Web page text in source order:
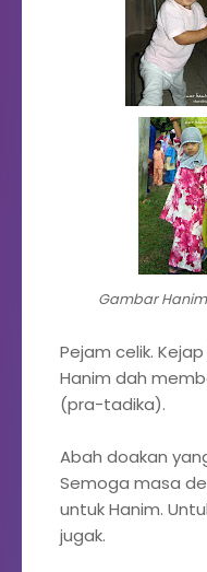
Gambar
Pejam celik.
Hanim dah
(pra-tadika).
Abah doakan
Semoga masa
untuk Hanim.
jugak.